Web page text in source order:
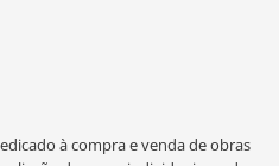
à compra e venda de obras